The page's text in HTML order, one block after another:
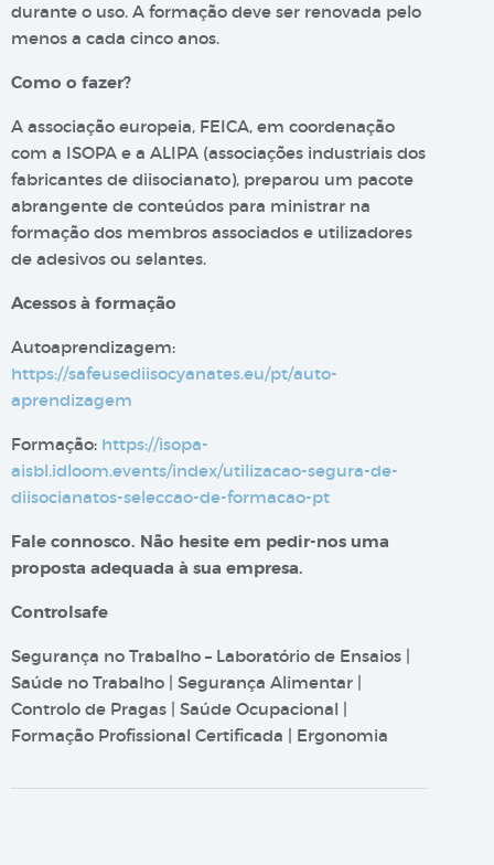
durante o uso. A formação deve ser renovada pelo
menos a cada cinco anos.
Como o fazer?
A associação europeia, FEICA, em coordenação
com a ISOPA e a ALIPA (associações industriais dos
fabricantes de diisocianato), preparou um pacote
abrangente de conteúdos para ministrar na
formação dos membros associados e utilizadores
de adesivos ou selantes.
Acessos à formação
Autoaprendizagem:
https://safeusediisocyanates.eu/pt/auto-
aprendizagem
Formação: https://isopa-
aisbl.idloom.events/index/utilizacao-segura-de-
diisocianatos-seleccao-de-formacao-pt
Fale connosco. Não hesite em pedir-nos uma
proposta adequada à sua empresa.
Controlsafe
Segurança no Trabalho – Laboratório de Ensaios |
Saúde no Trabalho | Segurança Alimentar |
Controlo de Pragas | Saúde Ocupacional |
Formação Profissional Certificada | Ergonomia